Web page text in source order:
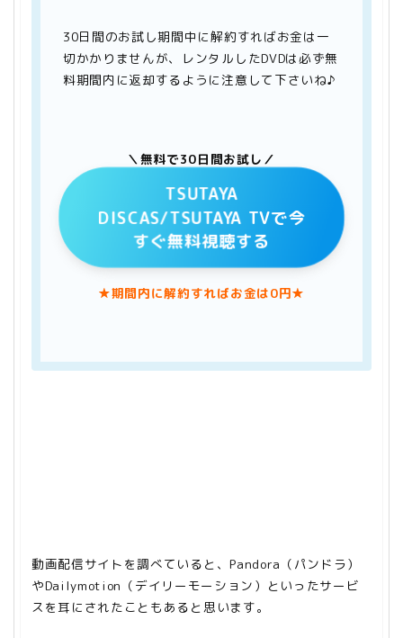
30日間のお試し期間中に解約すればお金は一
切かかりませんが、レンタルしたDVDは必ず無
料期間内に返却するように注意して下さいね♪
＼無料で30日間お試し／
TSUTAYA
DISCAS/TSUTAYA TVで今
すぐ無料視聴する
★期間内に解約すればお金は0円★
動画配信サイトを調べていると、Pandora（パンドラ）
やDailymotion（デイリーモーション）といったサービ
スを耳にされたこともあると思います。